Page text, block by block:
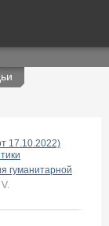
17.10.2022)
гуманитарной
V.